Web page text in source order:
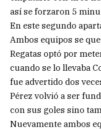
así se forzaron 5
En este segundo
Ambos equipos se
Regatas optó por
cuando se lo llevaba
fue advertido dos
Pérez volvió a ser
con sus goles sino
Nuevamente ambos